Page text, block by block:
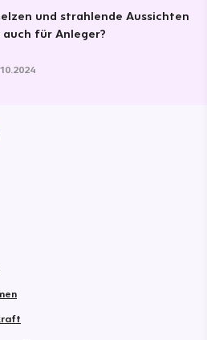
und strahlende Aussichten
für Anleger?